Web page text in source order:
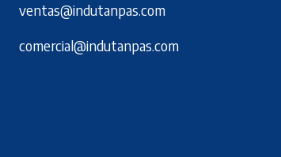
ventas@indutanpas.com
comercial@indutanpas.com